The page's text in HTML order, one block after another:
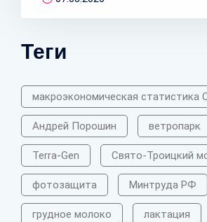
Теги
макроэкономическая
Андрей Порошин ветропарк
Terra-Gen Свято-Троицкий
фотозащита Минтруда РФ
грудное молоко лактация